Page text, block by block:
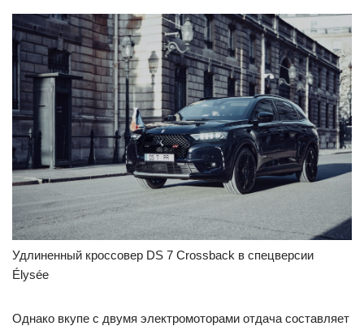
Удлиненный кроссовер DS 7 Crossback в спецверсии
Élysée
Однако вкупе с двумя электромоторами отдача составляет